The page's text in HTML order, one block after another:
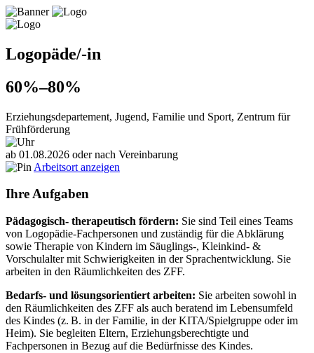
Logopäde/-in
60%–80%
Erziehungsdepartement, Jugend, Familie und Sport, Zentrum für
Frühförderung
ab 01.08.2026 oder nach Vereinbarung
Arbeitsort anzeigen
Ihre Aufgaben
Pädagogisch- therapeutisch fördern: Sie sind Teil eines Teams
von Logopädie‑Fachpersonen und zuständig für die Abklärung
sowie Therapie von Kindern im Säuglings‑, Kleinkind‑ &
Vorschulalter mit Schwierigkeiten in der Sprachentwicklung. Sie
arbeiten in den Räumlichkeiten des ZFF.
Bedarfs- und lösungsorientiert arbeiten: Sie arbeiten sowohl in
den Räumlichkeiten des ZFF als auch beratend im Lebensumfeld
des Kindes (z. B. in der Familie, in der KITA/Spielgruppe oder im
Heim). Sie begleiten Eltern, Erziehungsberechtigte und
Fachpersonen in Bezug auf die Bedürfnisse des Kindes.